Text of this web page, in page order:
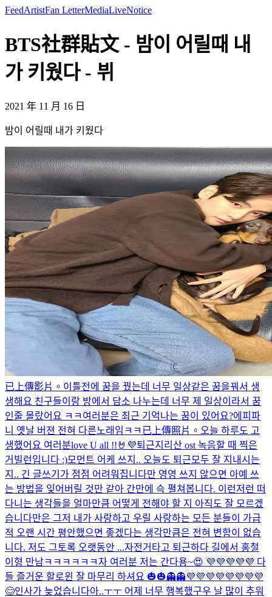
FeedArtistFan LetterMediaLiveNotice
BTS社群貼文 - 밤이 어릴때 내
가 키웠다 - 뷔
2021 年 11 月 16 日
밤이 어릴때 내가 키웠다
已上傳影片。 이틀전에 꿈을 꿨는데 너무 일상같은 꿈을꿔서 생
생해요 친구들이랑 방에서 담소 나누는데 너무 제 일상이라서 꿈
인줄 몰랐어요 ㅋㅋ 여러분은 최근 기억나는 꿈이 있어요?에피파
니 옛날 버젼 전혀 다른노래임ㅋㅋ 已上傳照片。 오늘 하루도 고
생했어요 여러분love U all !!🤘💜퇴근지리산 ost 녹음할 때 찍은
거 빌런입니다 :)모먼트 어케 쓰지.. 오늘도 퇴근모두 잘 지내시는
지.. 긴 글쓰기가 점점 어려워집니다만 영영 쓰지 않으면 아예 쓰
는 방법을 잊어버릴 것만 같아 간만에 슥 펼쳐봅니다. 이런저런 떠
다니는 생각들을 얼마만큼 어떻게 전해야 할 지 아직도 잘 모르겠
습니다만은 그저 내가 사랑하고 우릴 사랑하는 모든 분들이 가급
적 오랜 시간 평안했으면 좋겠다는 생각만큼은 전혀 변함이 없습
니다. 저도 그토록 오랫동안 ...자전거타고 퇴근하다 길에서 홍철
이형 만남ㅋㅋㅋㅋㅋㅋ자 여러분 저는 간다용~😍 💜💜💜💜💜 다
들 즐거운 할로윈 잘 마무리 하셔요 🎃🎃👻👻💜💜💜💜💜💜💜💜
😊인사가 늦었습니다아..ㅜㅜ 어제 너무 행복했구우 날 많이 추워